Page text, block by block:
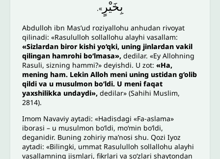
بِخَيْرٍ ».
Abdulloh ibn Mas’ud roziyallohu anhudan rivoyat
qilinadi: «Rasululloh sollallohu alayhi vasallam:
«Sizlardan biror kishi yo‘qki, uning jinlardan vakil
qilingan hamrohi bo‘lmasa», dedilar. «Ey Allohning
Rasuli, sizning hammi?» deyishdi. U zot:«Ha,
mening ham. Lekin Alloh meni uning ustidan g‘olib
qildi va u musulmon bo‘ldi. U meni faqat
yaxshilikka undaydi», dedilar» (Sahihi Muslim,
2814).
Imom Navaviy aytadi: «Hadisdagi «Fa-aslama»
iborasi – u musulmon bo‘ldi, mo‘min bo‘ldi,
deganidir. Buning zohiriy ma’nosi shu. Qozi Iyoz
aytadi: «Bilingki, ummat Rasululloh sollallohu alayhi
vasallamning jismlari, fikrlari va so‘zlari shaytondan